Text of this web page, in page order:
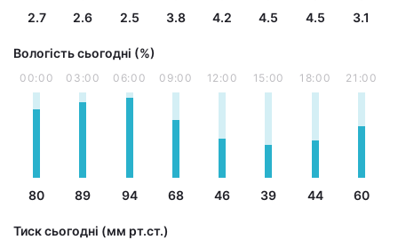
2.7 2.6 2.5 3.8 4.2 4.5 4.5 3.1
Вологість сьогодні (%)
00:00
80
03:00
89
06:00
94
09:00
68
12:00
46
15:00
39
18:00
44
21:00
60
Тиск сьогодні (мм рт.ст.)